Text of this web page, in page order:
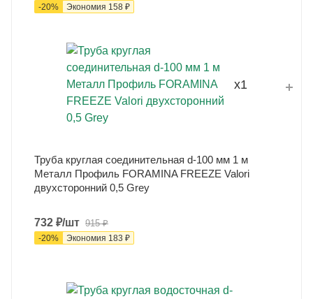
-20% Экономия 158 ₽
x1
Труба круглая соединительная d-100 мм 1 м
Металл Профиль FORAMINA FREEZE Valori
двухсторонний 0,5 Grey
732 ₽/шт 915₽
-20% Экономия 183 ₽